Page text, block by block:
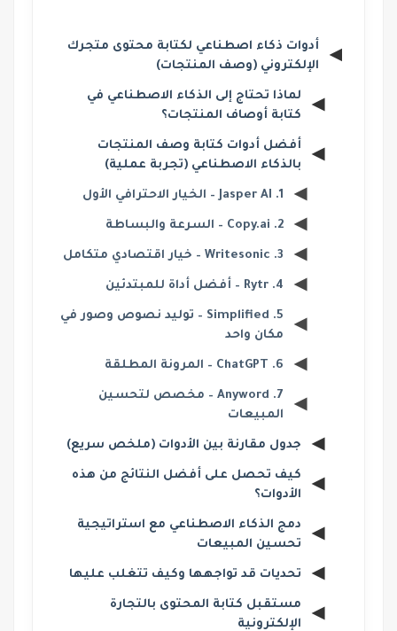
أدوات ذكاء اصطناعي لكتابة محتوى متجرك
الإلكتروني (وصف المنتجات)
لماذا تحتاج إلى الذكاء الاصطناعي في
كتابة أوصاف المنتجات؟
أفضل أدوات كتابة وصف المنتجات
بالذكاء الاصطناعي (تجربة عملية)
1. Jasper AI – الخيار الاحترافي الأول
2. Copy.ai – السرعة والبساطة
3. Writesonic – خيار اقتصادي متكامل
4. Rytr – أفضل أداة للمبتدئين
5. Simplified – توليد نصوص وصور في
مكان واحد
6. ChatGPT – المرونة المطلقة
7. Anyword – مخصص لتحسين
المبيعات
جدول مقارنة بين الأدوات (ملخص سريع)
كيف تحصل على أفضل النتائج من هذه
الأدوات؟
دمج الذكاء الاصطناعي مع استراتيجية
تحسين المبيعات
تحديات قد تواجهها وكيف تتغلب عليها
مستقبل كتابة المحتوى بالتجارة
الإلكترونية